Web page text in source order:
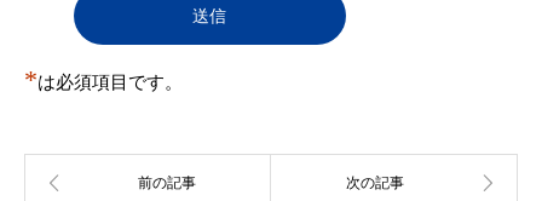
判明した場合も承認を取り消すことがある。
登録申込をした自然人・法人・団体・組織等が
（２）登録申込の際の申告事項に、虚偽の記載、誤
れがあると事務局が判断する場合
（４）
反社会的活動を行う団体もしくはこれらと関連
*は必須項目です。